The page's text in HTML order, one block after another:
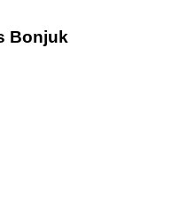
Bonjuk